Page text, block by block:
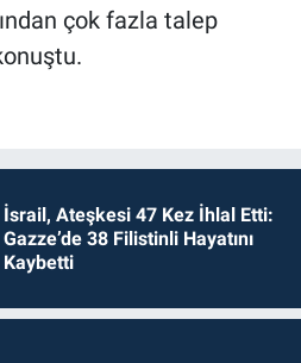
çok fazla talep
İsrail, Ateşkesi 47 Kez İhlal Etti:
Gazze’de 38 Filistinli Hayatını
Kaybetti